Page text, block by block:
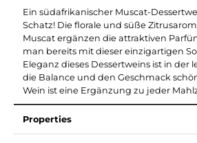
Ein südafrikanischer Muscat-
Schatz! Die florale und süße
Muscat ergänzen die attraktiven
man bereits mit dieser einzigartigen
Eleganz dieses Dessertweins ist in der
die Balance und den Geschmack
Wein ist eine Ergänzung zu jeder
Properties